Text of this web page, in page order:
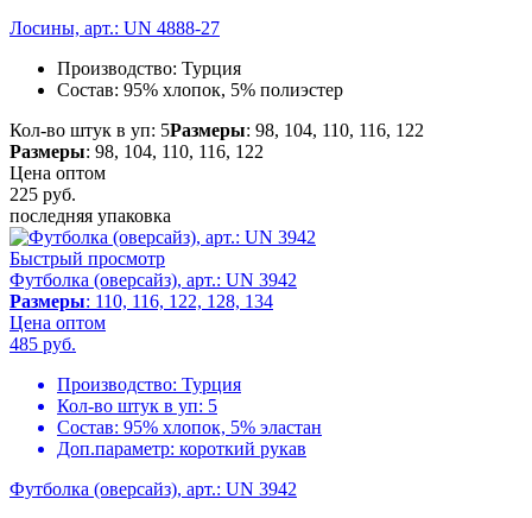
Лосины, арт.: UN 4888-27
Производство: Турция
Состав: 95% хлопок, 5% полиэстер
Кол-во штук в уп: 5Размеры: 98, 104, 110, 116, 122
Размеры: 98, 104, 110, 116, 122
Цена оптом
225 руб.
последняя упаковка
Быстрый просмотр
Футболка (оверсайз), арт.: UN 3942
Размеры: 110, 116, 122, 128, 134
Цена оптом
485 руб.
Производство: Турция
Кол-во штук в уп: 5
Состав: 95% хлопок, 5% эластан
Доп.параметр: короткий рукав
Футболка (оверсайз), арт.: UN 3942